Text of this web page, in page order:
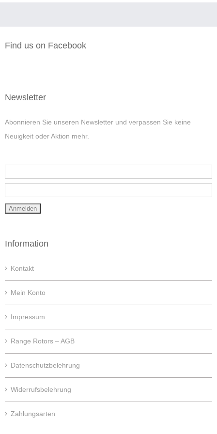
Find us on Facebook
Newsletter
Abonnieren Sie unseren Newsletter und verpassen Sie keine
Neuigkeit oder Aktion mehr.
Information
Kontakt
Mein Konto
Impressum
Range Rotors – AGB
Datenschutzbelehrung
Widerrufsbelehrung
Zahlungsarten